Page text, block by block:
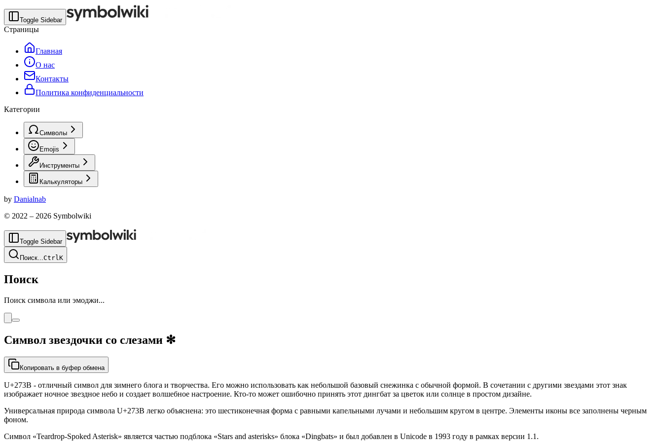
Toggle Sidebar
Страницы
Главная
О нас
Контакты
Политика конфиденциальности
Категории
Символы
Emojis
Инструменты
Калькуляторы
by Danialnab
© 2022 – 2026 Symbolwiki
Toggle Sidebar
Поиск...CtrlK
Поиск
Поиск символа или эмоджи...
Символ звездочки со слезами ✻
Копировать в буфер обмена
U+273B - отличный символ для зимнего блога и творчества. Его можно использовать как небольшой базовый снежинка с обычной формой. В сочетании с другими звездами этот знак
изображает ночное звездное небо и создает волшебное настроение. Кто-то может ошибочно принять этот дингбат за цветок или солнце в простом дизайне.
Универсальная природа символа U+273B легко объяснена: это шестиконечная форма с равными капельными лучами и небольшим кругом в центре. Элементы иконы все заполнены черным
фоном.
Символ «Teardrop-Spoked Asterisk» является частью подблока «Stars and asterisks» блока «Dingbats» и был добавлен в Unicode в 1993 году в рамках версии 1.1.